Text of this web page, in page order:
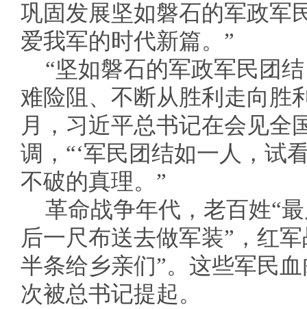
巩固发展坚如磐石的军政军
爱我军的时代新篇。”
“坚如磐石的军政军民团
难险阻、不断从胜利走向胜
月，习近平总书记在会见全
调，“‘军民团结如一人，试
不破的真理。”
革命战争年代，老百姓“
后一尺布送去做军装”，红
半条给乡亲们”。这些军民
次被总书记提起。